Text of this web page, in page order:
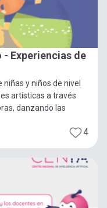
Experiencias de
y niños de nivel
artísticas a través
danzando las
4